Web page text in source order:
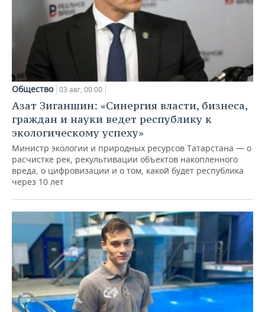
Общество 03 авг, 00:00
Азат Зиганшин: «Синергия власти, бизнеса,
граждан и науки ведет республику к
экологическому успеху»
Министр экологии и природных ресурсов Татарстана — о
расчистке рек, рекультивации объектов накопленного
вреда, о цифровизации и о том, какой будет республика
через 10 лет